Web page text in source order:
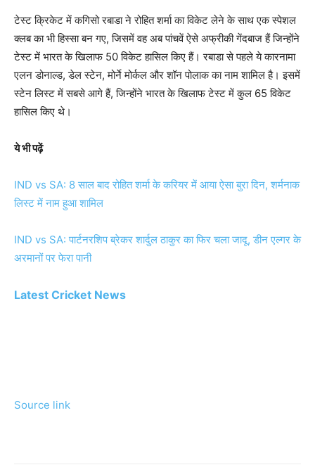
टेस्ट क्रिकेट में कगिसो रबाडा ने रोहित शर्मा का विकेट लेने के साथ एक स्पेशल
क्लब का भी हिस्सा बन गए, जिसमें वह अब पांचवें ऐसे अफ्रीकी गेंदबाज हैं जिन्होंने
टेस्ट में भारत के खिलाफ 50 विकेट हासिल किए हैं। रबाडा से पहले ये कारनामा
एलन डोनाल्ड, डेल स्टेन, मोर्ने मोर्कल और शॉन पोलाक का नाम शामिल है। इसमें
स्टेन लिस्ट में सबसे आगे हैं, जिन्होंने भारत के खिलाफ टेस्ट में कुल 65 विकेट
हासिल किए थे।
ये भी पढ़ें
IND vs SA: 8 साल बाद रोहित शर्मा के करियर में आया ऐसा बुरा दिन, शर्मनाक
लिस्ट में नाम हुआ शामिल
IND vs SA: पार्टनरशिप ब्रेकर शार्दुल ठाकुर का फिर चला जादू, डीन एल्गर के
अरमानों पर फेरा पानी
Latest Cricket News
Source link